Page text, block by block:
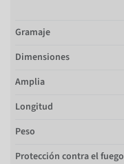
Gramaje
Dimensiones
Amplia
Longitud
Peso
Protección contra el fuego